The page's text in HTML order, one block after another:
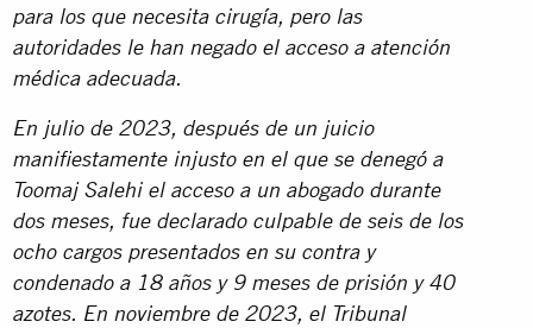
para los que necesita cirugía, pero las
autoridades le han negado el acceso a atención
médica adecuada.
En julio de 2023, después de un juicio
manifiestamente injusto en el que se denegó a
Toomaj Salehi el acceso a un abogado durante
dos meses, fue declarado culpable de seis de los
ocho cargos presentados en su contra y
condenado a 18 años y 9 meses de prisión y 40
azotes. En noviembre de 2023, el Tribunal